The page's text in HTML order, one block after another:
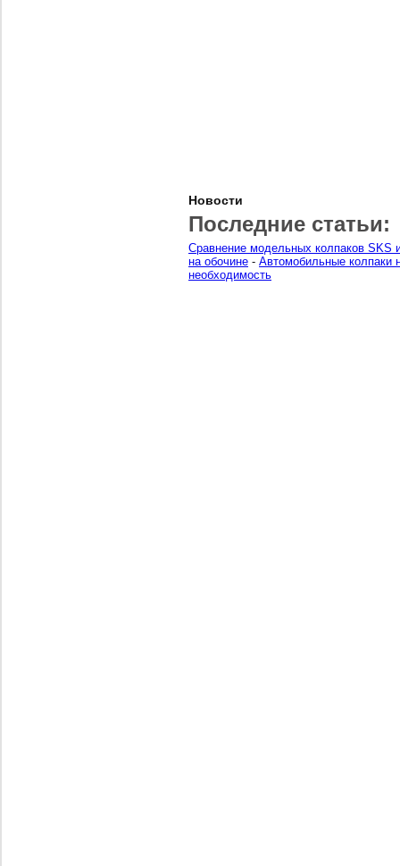
Новости
Последние статьи:
Сравнение модельных колпаков SKS
на обочине - Автомобильные колпаки
необходимость